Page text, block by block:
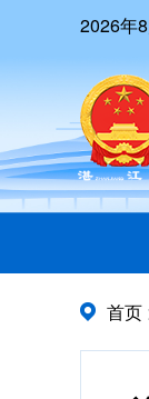
2026年
首页